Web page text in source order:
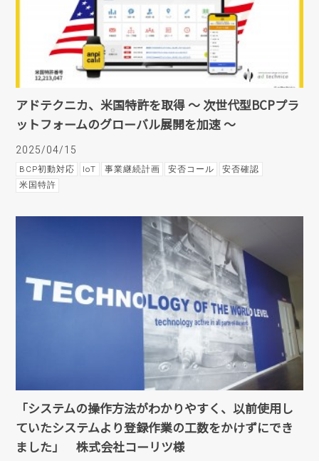
アドテクニカ、米国特許を取得 ～ 次世代型BCPプラ
ットフォームのグローバル展開を加速 ～
2025/04/15
BCP初動対応 IoT 事業継続計画 安否コール
安否確認
米国特許
「システムの操作方法がわかりやすく、以前使用し
ていたシステムより登録作業の工数をかけずにでき
ました」 株式会社コーリツ様